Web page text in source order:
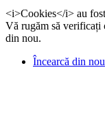
<i>Cookies</i> au
Vă rugăm să verificați
din nou.
Încearcă din nou